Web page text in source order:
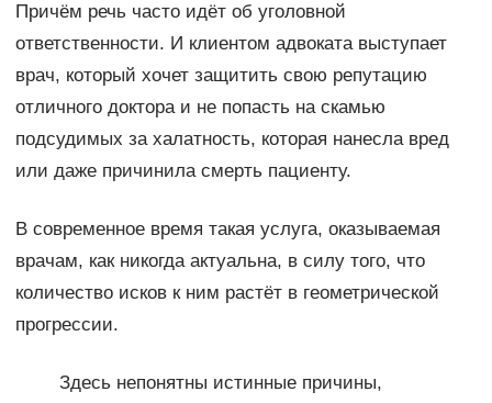
Причём речь часто идёт об уголовной
ответственности. И клиентом адвоката выступает
врач, который хочет защитить свою репутацию
отличного доктора и не попасть на скамью
подсудимых за халатность, которая нанесла вред
или даже причинила смерть пациенту.
В современное время такая услуга, оказываемая
врачам, как никогда актуальна, в силу того, что
количество исков к ним растёт в геометрической
прогрессии.
Здесь непонятны истинные причины,